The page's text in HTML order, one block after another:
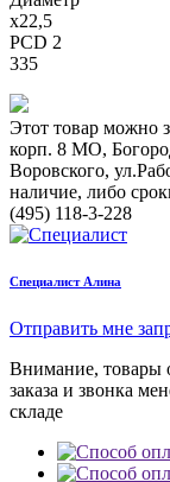
x22,5
PCD 2
335
Этот товар можно
корп. 8 МО,
Воровского,
наличие, либо
(495) 118-3-228
Cпециалист Алина
Отправить мне
Внимание, товары
заказа и звонка
складе